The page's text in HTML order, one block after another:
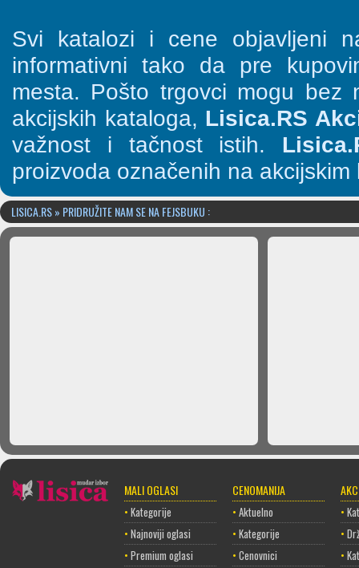
Svi katalozi i cene objavljeni
informativni tako da pre
mesta. Pošto trgovci mogu bez
akcijskih kataloga, Lisica.RS
važnost i tačnost istih.
proizvoda označenih na akcijskim
LISICA.RS » PRIDRUŽITE NAM SE NA FEJSBUKU :
MALI OGLASI
• Kategorije
• Najnoviji oglasi
• Premium oglasi
CENOMANIJA
• Aktuelno
• Kategorije
• Cenovnici
•
•
•